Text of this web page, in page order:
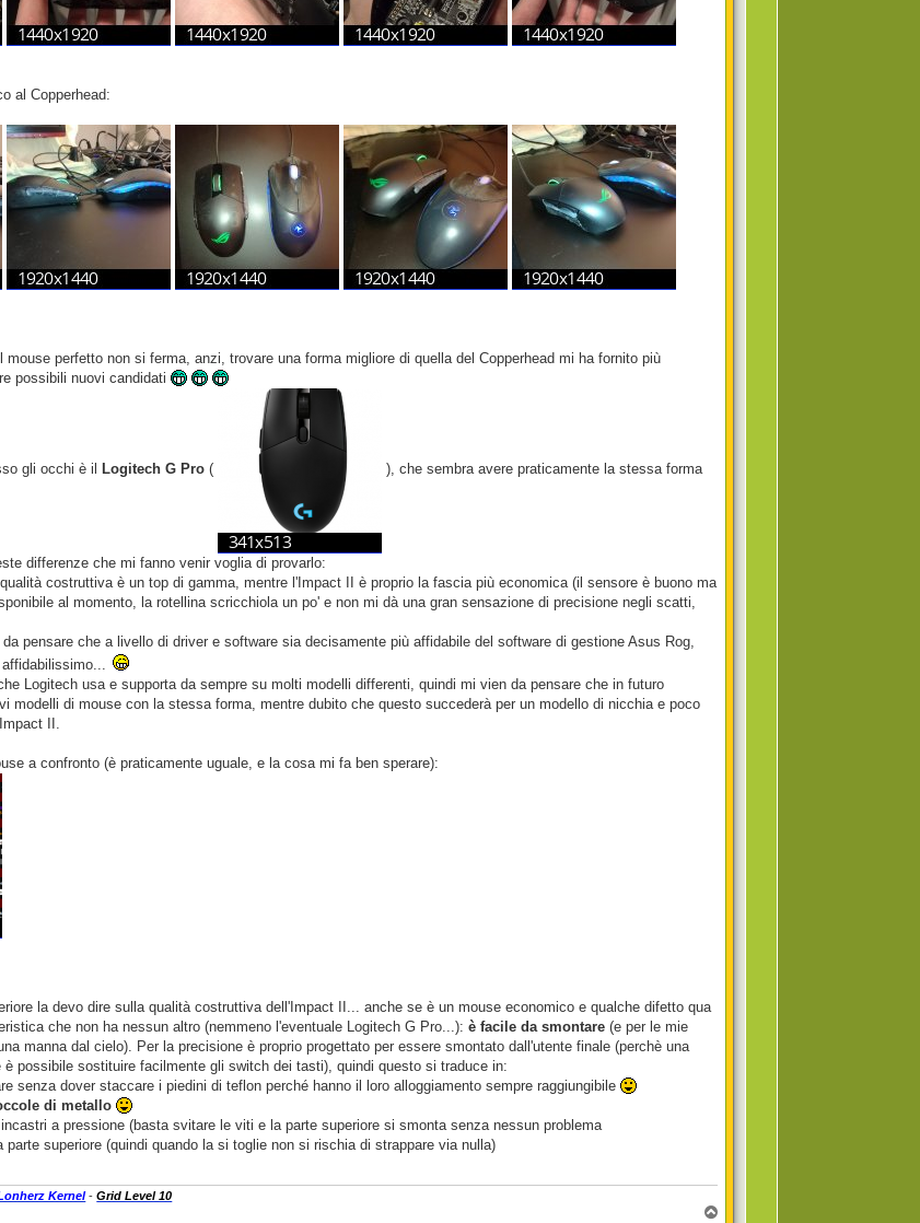
al Copperhead:
mouse perfetto non si ferma, anzi, trovare una forma migliore di quella del Copperhead mi ha fornito più
possibili nuovi candidati
gli occhi è il Logitech G Pro ( ), che sembra avere praticamente la stessa forma
differenze che mi fanno venir voglia di provarlo:
costruttiva è un top di gamma, mentre l'Impact II è proprio la fascia più economica (il sensore è buono ma
al momento, la rotellina scricchiola un po' e non mi dà una gran sensazione di precisione negli scatti,
pensare che a livello di driver e software sia decisamente più affidabile del software di gestione Asus Rog,
Logitech usa e supporta da sempre su molti modelli differenti, quindi mi vien da pensare che in futuro
modelli di mouse con la stessa forma, mentre dubito che questo succederà per un modello di nicchia e poco
II.
a confronto (è praticamente uguale, e la cosa mi fa ben sperare):
la devo dire sulla qualità costruttiva dell'Impact II... anche se è un mouse economico e qualche difetto qua
che non ha nessun altro (nemmeno l'eventuale Logitech G Pro...):è facile da smontare(e per le mie
manna dal cielo). Per la precisione è proprio progettato per essere smontato dall'utente finale (perchè una
possibile sostituire facilmente gli switch dei tasti), quindi questo si traduce in:
senza dover staccare i piedini di teflon perché hanno il loro alloggiamento sempre raggiungibile
di metallo
a pressione (basta svitare le viti e la parte superiore si smonta senza nessun problema
parte superiore (quindi quando la si toglie non si rischia di strappare via nulla)
Kernel-Grid Level 10